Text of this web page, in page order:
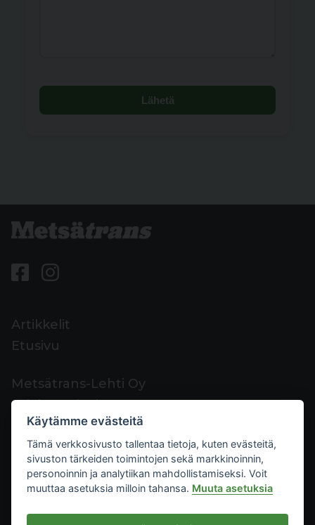
Lähetä
Artikkelit
Etusivu
Metsätrans-Lehti Oy
Asiakaspalvelu
Yhteystiedot
Palaute
Mediakortti
Käytämme evästeitä
Tämä verkkosivusto tallentaa tietoja, kuten evästeitä,
sivuston tärkeiden toimintojen sekä markkinoinnin,
personoinnin ja analytiikan mahdollistamiseksi. Voit
muuttaa asetuksia milloin tahansa. Muuta asetuksia